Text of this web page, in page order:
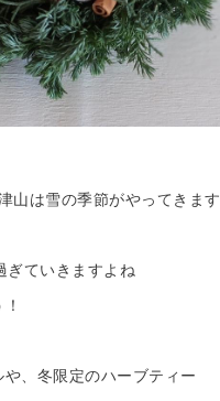
は雪の季節がやってきます
ぎていきますよね
、冬限定のハーブティー